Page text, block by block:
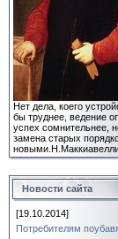
Нет дела, коего
бы труднее, ведение
успех сомнительнее,
замена старых
новыми.
Новости сайта
[19.10.2014]
Потребителям